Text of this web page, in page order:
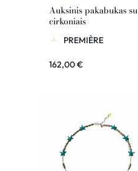
Auksinis pakabukas su
cirkoniais
PREMIÈRE
162,00€